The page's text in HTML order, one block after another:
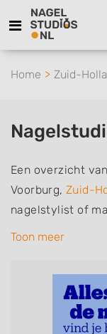
Home Zuid-
Een overzicht
Voorburg, Zuid-
nagelstylist of
handverzorging,
Manicure,
Gelnagels,
Bruidsnagels en
Toon meer